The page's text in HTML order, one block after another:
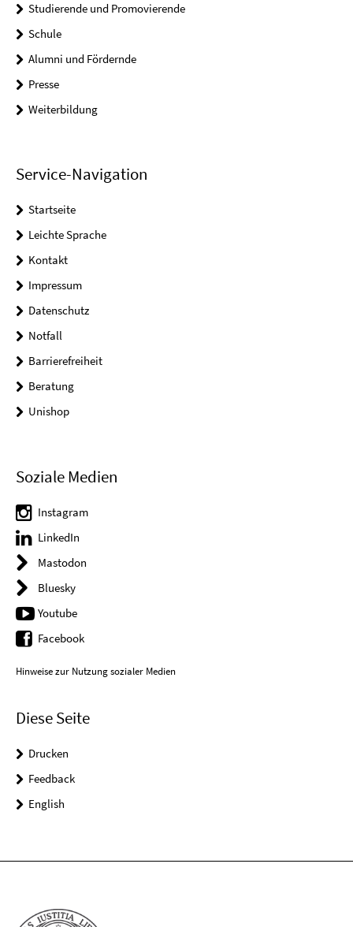
Studierende und Promovierende
Schule
Alumni und Fördernde
Presse
Weiterbildung
Service-Navigation
Startseite
Leichte Sprache
Kontakt
Impressum
Datenschutz
Notfall
Barrierefreiheit
Beratung
Unishop
Soziale Medien
Instagram
LinkedIn
Mastodon
Bluesky
Youtube
Facebook
Hinweise zur Nutzung sozialer Medien
Diese Seite
Drucken
Feedback
English